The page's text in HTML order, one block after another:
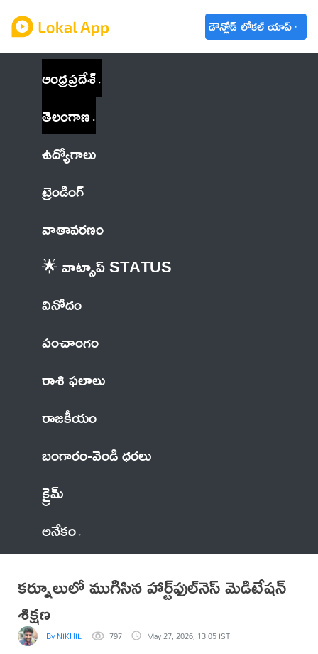
డౌన్లోడ్ లోకల్ యాప్
ఆంధ్రప్రదేశ్
తెలంగాణ
ఉద్యోగాలు
ట్రెండింగ్
వాతావరణం
🌟 వాట్సాప్ STATUS
వినోదం
పంచాంగం
రాశి ఫలాలు
రాజకీయం
బంగారం-వెండి ధరలు
క్రైమ్
అనేకం
కర్నూలులో ముగిసిన హార్ట్‌ఫుల్‌నెస్ మెడిటేషన్
శిక్షణ
By NIKHIL 797 May 27, 2026, 13:05 IST